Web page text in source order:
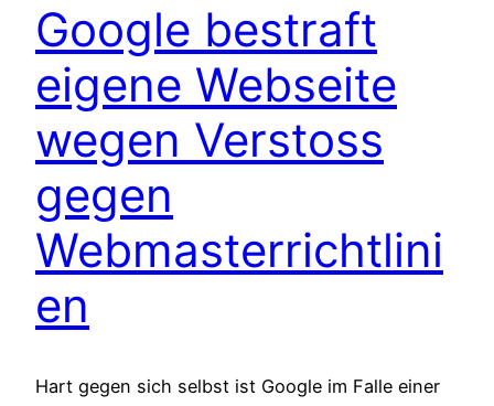
Google bestraft
eigene Webseite
wegen Verstoss
gegen
Webmasterrichtlini
en
Hart gegen sich selbst ist Google im Falle einer